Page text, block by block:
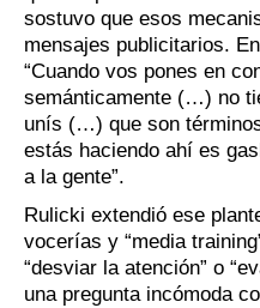
sostuvo que esos
mensajes publicitarios.
“Cuando vos pones en
semánticamente (…) no
unís (…) que son
estás haciendo ahí es
a la gente”.
Rulicki extendió ese
vocerías y “media
“desviar la atención” o
una pregunta incómoda